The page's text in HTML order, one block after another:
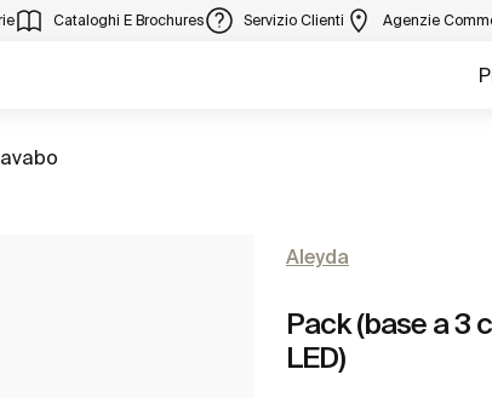
Cataloghi E Brochures Servizio Clienti Agenzie
Aleyda
Pack (base a 3
LED)